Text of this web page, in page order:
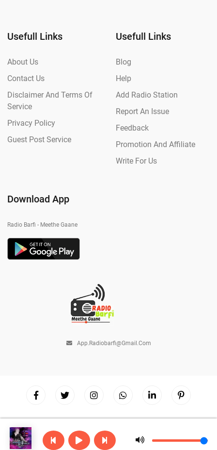
Usefull Links
About Us
Contact Us
Disclaimer And Terms Of
Service
Privacy Policy
Guest Post Service
Usefull Links
Blog
Help
Add Radio Station
Report An Issue
Feedback
Promotion And Affiliate
Write For Us
Download App
Radio Barfi - Meethe Gaane
App.radiobarfi@gmail.com
Copyright © 2026Radio Barfi | Powered byHostinger